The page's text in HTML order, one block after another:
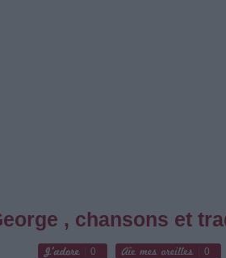
, chansons et
0 0